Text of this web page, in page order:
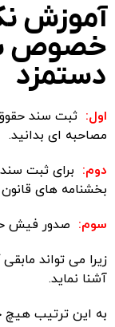
آموزش
خصوص
دستمزد
اول: ثبت سند
مصاحبه ای بدانید.
دوم: برای ثبت
بخشنامه های
سوم: صدور فیش
زیرا می تواند مابقی
آشنا نماید.
به این ترتیب هیچ